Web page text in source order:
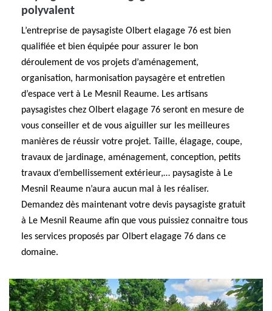
polyvalent
L’entreprise de paysagiste Olbert elagage 76 est bien
qualifiée et bien équipée pour assurer le bon
déroulement de vos projets d’aménagement,
organisation, harmonisation paysagère et entretien
d’espace vert à Le Mesnil Reaume. Les artisans
paysagistes chez Olbert elagage 76 seront en mesure de
vous conseiller et de vous aiguiller sur les meilleures
manières de réussir votre projet. Taille, élagage, coupe,
travaux de jardinage, aménagement, conception, petits
travaux d’embellissement extérieur,… paysagiste à Le
Mesnil Reaume n’aura aucun mal à les réaliser.
Demandez dès maintenant votre devis paysagiste gratuit
à Le Mesnil Reaume afin que vous puissiez connaitre tous
les services proposés par Olbert elagage 76 dans ce
domaine.